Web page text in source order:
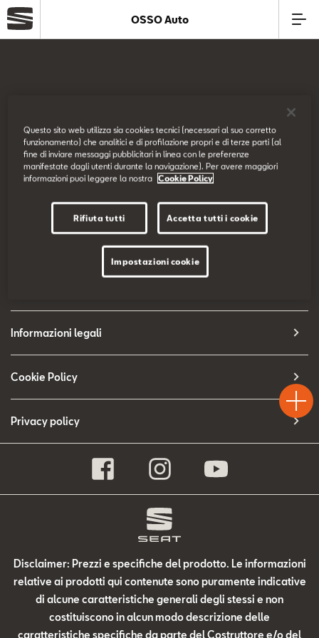
Offerte
Business
SEAT Usato Certificato
Contatti
Configuratore
OSSO Auto
Prova su strada
Configuratore
Informazioni legali
Cookie Policy
Privacy policy
Disclaimer: Prezzi e specifiche del prodotto. Le informazioni
relative ai prodotti qui contenute sono puramente indicative
di alcune caratteristiche generali degli stessi e non
costituiscono in alcun modo descrizione delle
caratteristiche specifiche da parte del Costruttore e/o del
Drive
Chiama
Questo sito web utilizza sia cookies tecnici (necessari al suo corretto
funzionamento) che analitici e di profilazione propri e di terze parti (al
fine di inviare messaggi pubblicitari in linea con le preferenze
manifestate dagli utenti durante la navigazione). Per avere maggiori
informazioni puoi leggere la nostra
Cookie Policy
Rifiuta tutti Accetta tutti i cookie
Impostazioni cookie